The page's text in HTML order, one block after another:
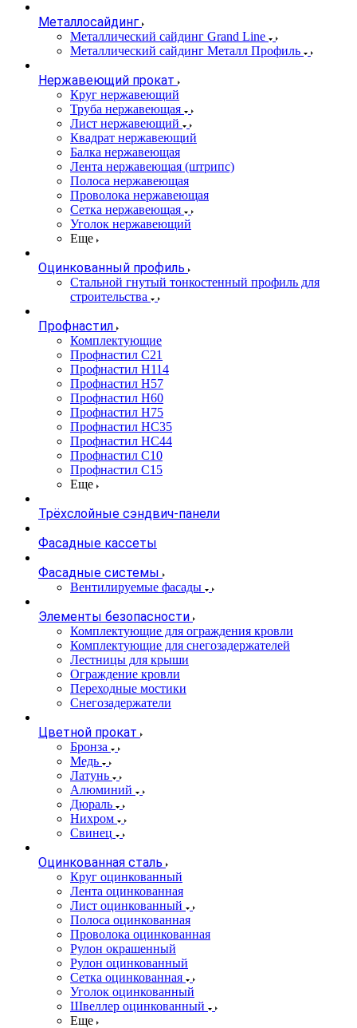
Металлосайдинг
Металлический сайдинг Grand Line
Металлический сайдинг Металл Профиль
Нержавеющий прокат
Круг нержавеющий
Труба нержавеющая
Лист нержавеющий
Квадрат нержавеющий
Балка нержавеющая
Лента нержавеющая (штрипс)
Полоса нержавеющая
Проволока нержавеющая
Сетка нержавеющая
Уголок нержавеющий
Еще
Оцинкованный профиль
Стальной гнутый тонкостенный профиль для
строительства
Профнастил
Комплектующие
Профнастил C21
Профнастил Н114
Профнастил Н57
Профнастил Н60
Профнастил Н75
Профнастил НС35
Профнастил НС44
Профнастил С10
Профнастил С15
Еще
Трёхслойные сэндвич-панели
Фасадные кассеты
Фасадные системы
Вентилируемые фасады
Элементы безопасности
Комплектующие для ограждения кровли
Комплектующие для снегозадержателей
Лестницы для крыши
Ограждение кровли
Переходные мостики
Снегозадержатели
Цветной прокат
Бронза
Медь
Латунь
Алюминий
Дюраль
Нихром
Свинец
Оцинкованная сталь
Круг оцинкованный
Лента оцинкованная
Лист оцинкованный
Полоса оцинкованная
Проволока оцинкованная
Рулон окрашенный
Рулон оцинкованный
Сетка оцинкованная
Уголок оцинкованный
Швеллер оцинкованный
Еще